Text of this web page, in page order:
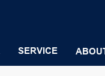
SERVICE